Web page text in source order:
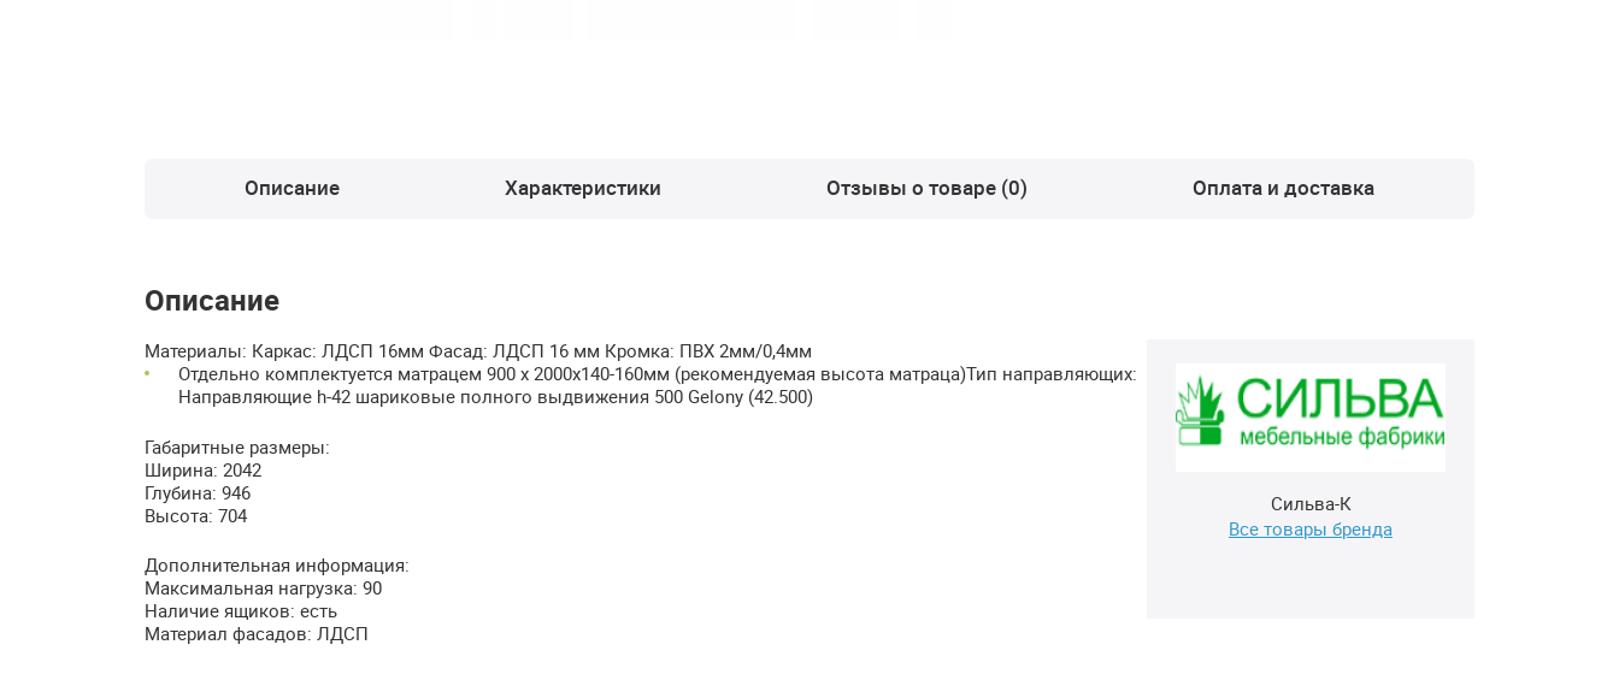
Описание Характеристики Отзывы о товаре (0) Оплата и доставка
Описание
Сильва-К
Все товары бренда
Материалы: Каркас: ЛДСП 16мм Фасад: ЛДСП 16 мм Кромка: ПВХ 2мм/0,4мм
Отдельно комплектуется матрацем 900 х 2000х140-160мм (рекомендуемая высота матраца)Тип направляющих:
Направляющие h-42 шариковые полного выдвижения 500 Gelony (42.500)
Габаритные размеры:
Ширина: 2042
Глубина: 946
Высота: 704
Дополнительная информация:
Максимальная нагрузка: 90
Наличие ящиков: есть
Материал фасадов: ЛДСП